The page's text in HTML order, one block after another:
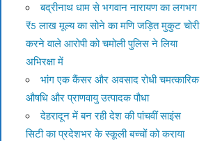
बद्रीनाथ धाम से भगवान नारायण का लगभग
₹5 लाख मूल्य का सोने का मणि जड़ित मुकुट चोरी
करने वाले आरोपी को चमोली पुलिस ने लिया
अभिरक्षा में
भांग एक कैंसर और अवसाद रोधी चमत्कारिक
औषधि और प्राणवायु उत्पादक पौधा
देहरादून में बन रही देश की पांचवीं साइंस
सिटी का प्रदेशभर के स्कूली बच्चों को कराया